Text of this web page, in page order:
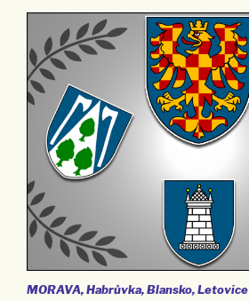
MORAVA, Habrůvka, Blansko, Letovice